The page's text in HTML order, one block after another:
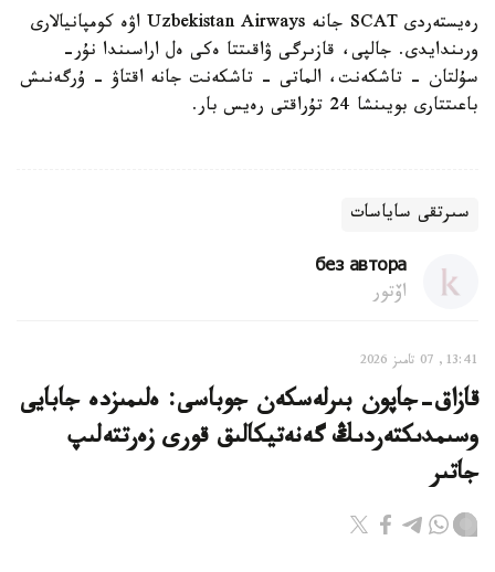
رەيستەردى SCAT جانە Uzbekistan Airways اۋە كومپانيالارى
ورىندايدى. جالپى، قازىرگى ۋاقىتتا ەكى ەل اراسىندا نۇر-
سۇلتان - تاشكەنت، الماتى - تاشكەنت جانە اقتاۋ - ۇرگەنىش
باعىتتارى بويىنشا 24 تۇراقتى رەيس بار.
سىرتقى ساياسات
без автора
اۆتور
13:41, 07 تامىز 2026
قازاق-جاپون بىرلەسكەن جوباسى: ەلىمىزدە جابايى
وسىمدىكتەردىڭ گەنەتيكالىق قورى زەرتتەلىپ
جاتىر